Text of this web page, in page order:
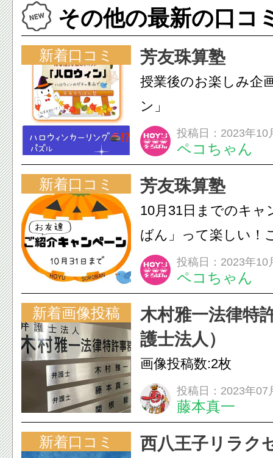
その他の最新の口コ
新着口コミ 芳友珠算塾
授業後のお楽しみ企
ン」
投稿日：2023年10
ペコちゃん
新着口コミ 芳友珠算塾
10月31日までのキャ
ばん」って楽しい！
ぜひ(^^)投稿日：2023年10
ペコちゃん
新着画像投稿
木村雅一法律特
護士法人）
画像投稿数:2枚
投稿日：2023年07
藤本真一
新着口コミ
西八王子リラク